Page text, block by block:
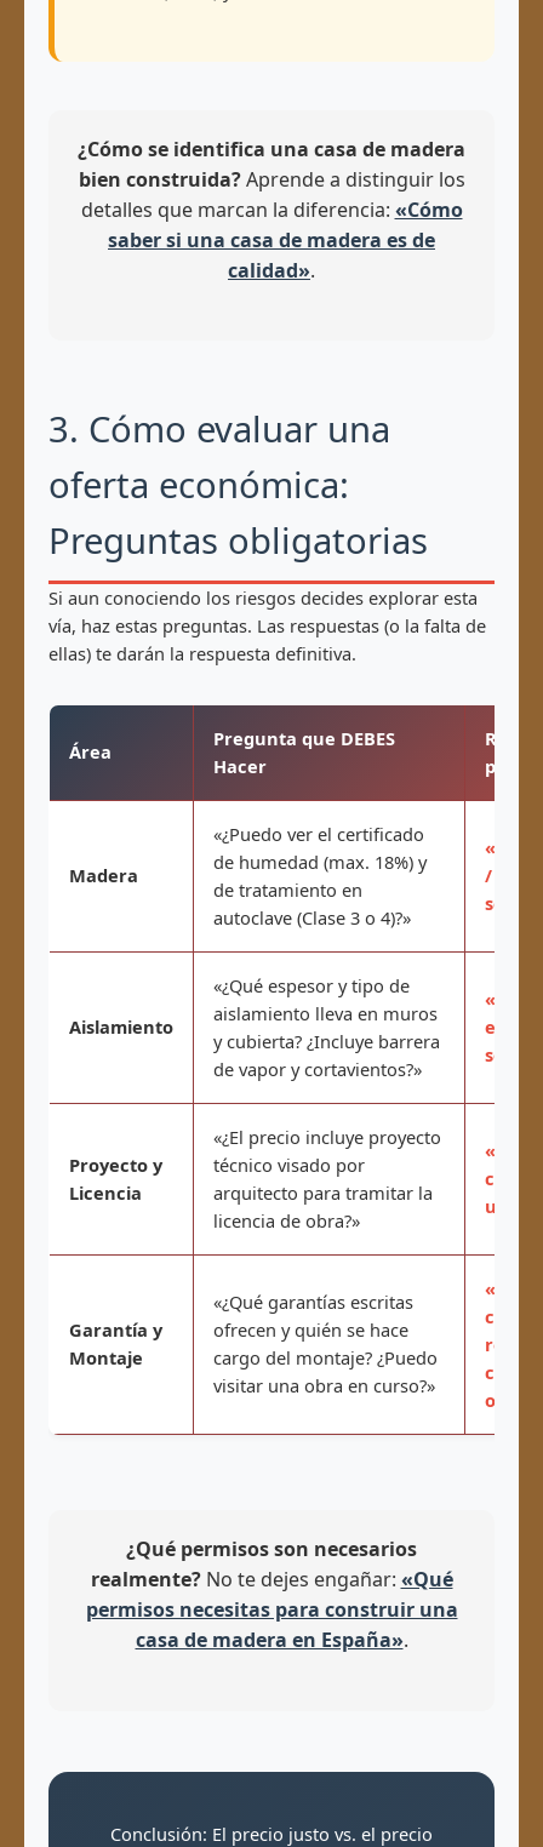
¿Cómo se identifica una casa de madera
bien construida?Aprende a distinguir los
detalles que marcan la diferencia: «Cómo
saber si una casa de madera es de
calidad».
3. Cómo evaluar una
oferta económica:
Preguntas obligatorias
Si aun conociendo los riesgos decides explorar esta
vía, haz estas preguntas. Las respuestas (o la falta de
ellas) te darán la respuesta definitiva.
Área
Pregunta que DEBES
Hacer
Madera
«¿Puedo ver el certificado
de humedad (max. 18%) y
de tratamiento en
autoclave (Clase 3 o 4)?»
«La
/ «No
seca,
Aislamiento
«¿Qué espesor y tipo de
aislamiento lleva en muros
y cubierta? ¿Incluye barrera
de vapor y cortavientos?»
son
Proyecto y
Licencia
«¿El precio incluye proyecto
técnico visado por
arquitecto para tramitar la
licencia de obra?»
«No
Garantía y
Montaje
«¿Qué garantías escritas
ofrecen y quién se hace
cargo del montaje? ¿Puedo
visitar una obra en curso?»
«1
con
¿Qué permisos son necesarios
realmente?No te dejes engañar: «Qué
permisos necesitas para construir una
casa de madera en España».
Conclusión: El precio justo vs. el precio